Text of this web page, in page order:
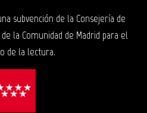
subvención de la Consejería de
la Comunidad de Madrid para el
de la lectura.